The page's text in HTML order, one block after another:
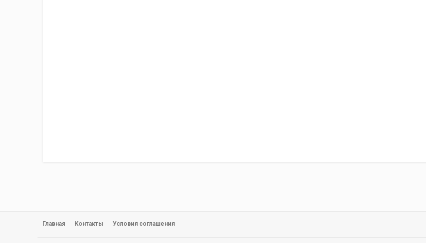
Главная Контакты Условия соглашения